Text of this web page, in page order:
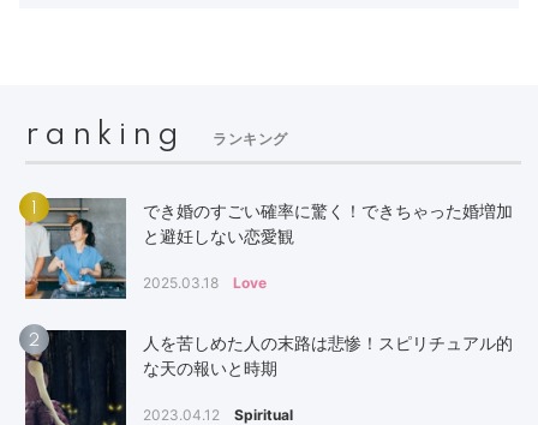
ranking ランキング
でき婚のすごい確率に驚く！できちゃった婚増加
と避妊しない恋愛観
2025.03.18 Love
2
人を苦しめた人の末路は悲惨！スピリチュアル的
な天の報いと時期
2023.04.12 Spiritual